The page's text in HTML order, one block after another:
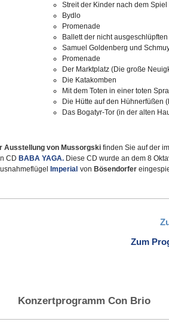
Streit der Kinder nach dem Spiel
Bydlo
Promenade
Ballett der nicht
Samuel Goldenberg und
Promenade
Der Marktplatz (Die große
Die Katakomben
Mit dem Toten in einer toten
Die Hütte auf den Hühnerfüßen
Das Bogatyr-Tor (in der alten
Ausstellung von Mussorgski finden Sie auf der
CD BABA YAGA. Diese CD wurde an dem 8
Imperial von Bösendorfer
Zum
Konzertprogramm Con Brio